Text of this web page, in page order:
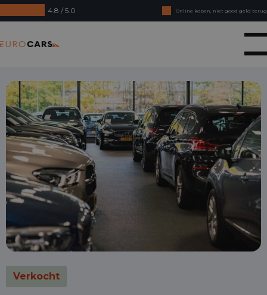
4.8 / 5.0
Online kopen, niet goed geld terug
Financial lease - Soepele acceptatie
Verkocht